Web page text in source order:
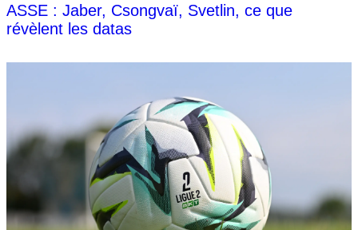
ASSE : Jaber, Csongvaï, Svetlin, ce que
révèlent les datas